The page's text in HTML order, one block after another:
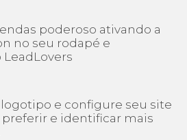
poderoso ativando a
no seu rodapé e
e configure seu site
preferir e identificar mais